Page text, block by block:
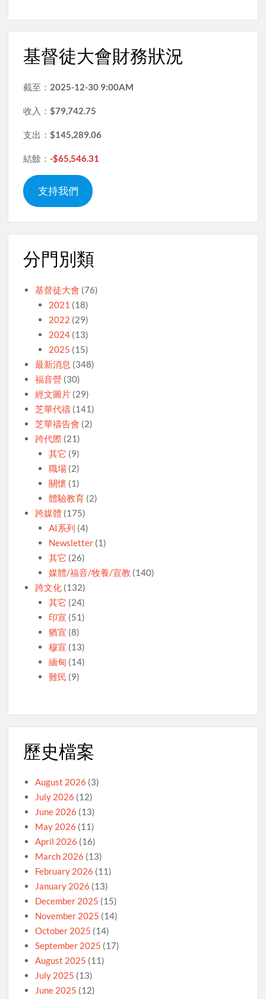
基督徒大會財務狀況
截至： 2025-12-30 9:00AM
收入：$79,742.75
支出：$145,289.06
結餘：-$65,546.31
支持我們
分門別類
基督徒大會 (76)
2021 (18)
2022 (29)
2024(13)
2025 (15)
最新消息 (348)
福音營 (30)
經文圖片 (29)
芝華代禱 (141)
芝華禱告會 (2)
跨代際 (21)
其它 (9)
職場(2)
關懷 (1)
體驗教育(2)
跨媒體 (175)
AI系列 (4)
Newsletter(1)
其它 (26)
媒體/福音/牧養/宣教 (140)
跨文化 (132)
其它 (24)
印宣 (51)
猶宣 (8)
穆宣 (13)
緬甸 (14)
難民 (9)
歷史檔案
August 2026 (3)
July 2026 (12)
June 2026 (13)
May 2026 (11)
April 2026 (16)
March 2026 (13)
February 2026 (11)
January 2026 (13)
December 2025 (15)
November 2025 (14)
October 2025 (14)
September 2025 (17)
August 2025 (11)
July 2025 (13)
June 2025 (12)